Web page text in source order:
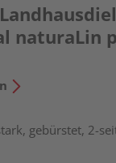
naturaLin
gebürstet, 2-